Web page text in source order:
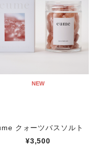
NEW
クォーツバスソルト
¥3,500